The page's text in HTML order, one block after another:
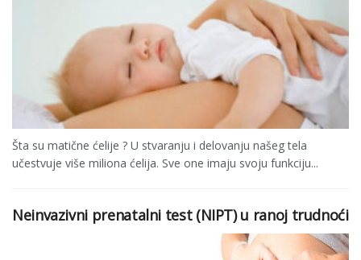
Šta su matične ćelije ? U stvaranju i delovanju našeg tela
učestvuje više miliona ćelija. Sve one imaju svoju funkciju...
Neinvazivni prenatalni test (NIPT) u ranoj trudnoći